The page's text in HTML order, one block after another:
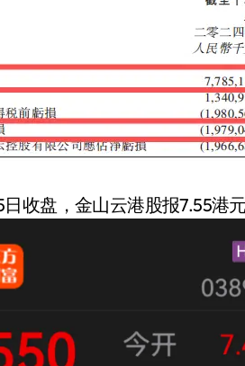
收盘，金山云港股报7.55港